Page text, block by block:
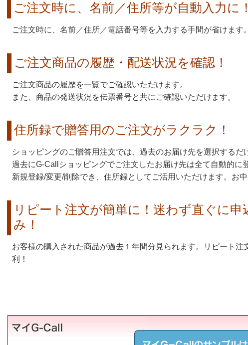
ご注文時に、名前／住所等が自動入力に！
ご注文時に、名前／住所／電話番号等を入力する手間が省けます。
ご注文商品の履歴・配送状況を確認！
ご注文商品の履歴を一覧でご確認いただけます。
また、商品の発送状況を伝票番号と共にご確認いただけます。
住所録で贈答用のご注文がラクラク！
ショッピングのご贈答用注文では、過去のお届け先を選択するだ
過去にG-Callショッピングでご注文したお届け先は全て自動的に
新規登録/変更/削除でき、住所録としてご活用いただけます。お
リピート注文が簡単に！迷わず直ぐに申
み！
お客様の購入された商品が過去１年間分見られます。リピート注
利！